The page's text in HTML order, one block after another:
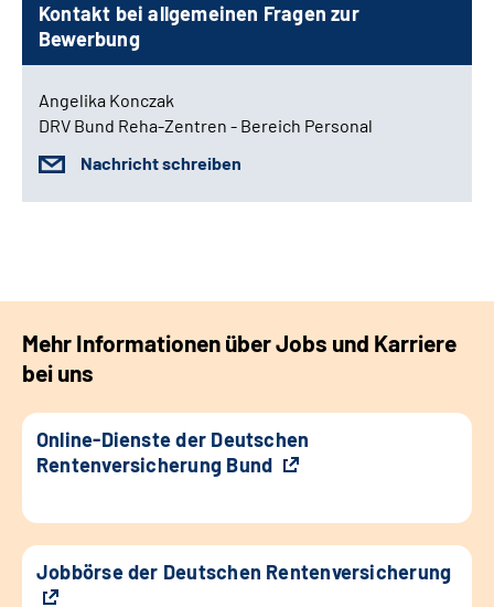
Kontakt bei allgemeinen Fragen zur
Bewerbung
Angelika Konczak
DRV Bund Reha-Zentren - Bereich Personal
Nachricht schreiben
Mehr Informationen über Jobs und Karriere
bei uns
Online-Dienste der Deutschen
Rentenversicherung Bund
Jobbörse der Deutschen Rentenversicherung